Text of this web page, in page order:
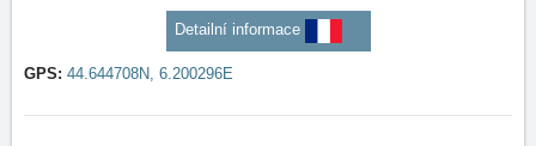
Detailní informace
GPS: 44.644708N, 6.200296E